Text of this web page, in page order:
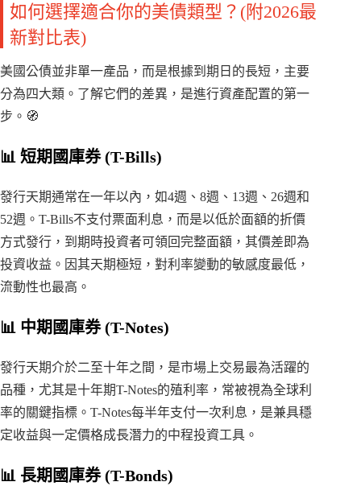
如何選擇適合你的美債類型？(附2026最
新對比表)
美國公債並非單一產品，而是根據到期日的長短，主要
分為四大類。了解它們的差異，是進行資產配置的第一
步。🧭
📊 短期國庫券 (T-Bills)
發行天期通常在一年以內，如4週、8週、13週、26週和
52週。T-Bills不支付票面利息，而是以低於面額的折價
方式發行，到期時投資者可領回完整面額，其價差即為
投資收益。因其天期極短，對利率變動的敏感度最低，
流動性也最高。
📊 中期國庫券 (T-Notes)
發行天期介於二至十年之間，是市場上交易最為活躍的
品種，尤其是十年期T-Notes的殖利率，常被視為全球利
率的關鍵指標。T-Notes每半年支付一次利息，是兼具穩
定收益與一定價格成長潛力的中程投資工具。
📊 長期國庫券 (T-Bonds)